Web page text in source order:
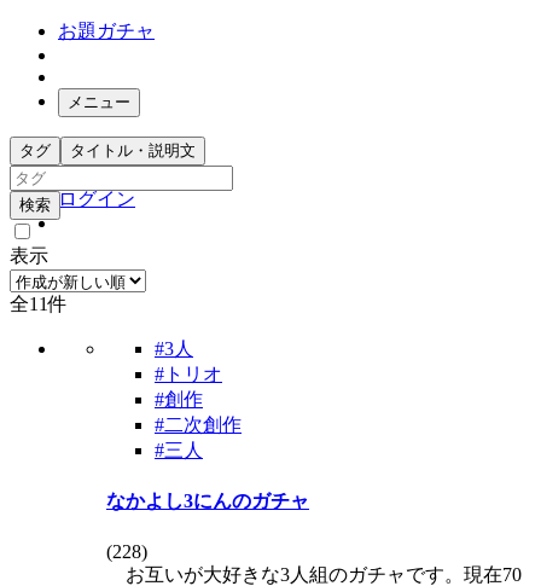
お題ガチャ
メニュー
お題箱
ガチャ検索
ログイン
タグ タイトル・説明文
検索
表示
全11件
#3人
#トリオ
#創作
#二次創作
#三人
なかよし3にんのガチャ
(228)
お互いが大好きな3人組のガチャです。現在70